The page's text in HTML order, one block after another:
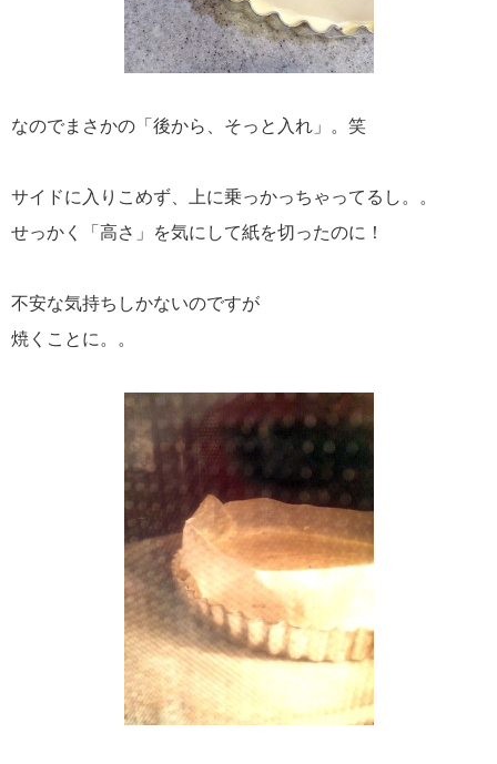
なのでまさかの「後から、そっと入れ」。笑
サイドに入りこめず、上に乗っかっちゃってるし。。
せっかく「高さ」を気にして紙を切ったのに！
不安な気持ちしかないのですが
焼くことに。。